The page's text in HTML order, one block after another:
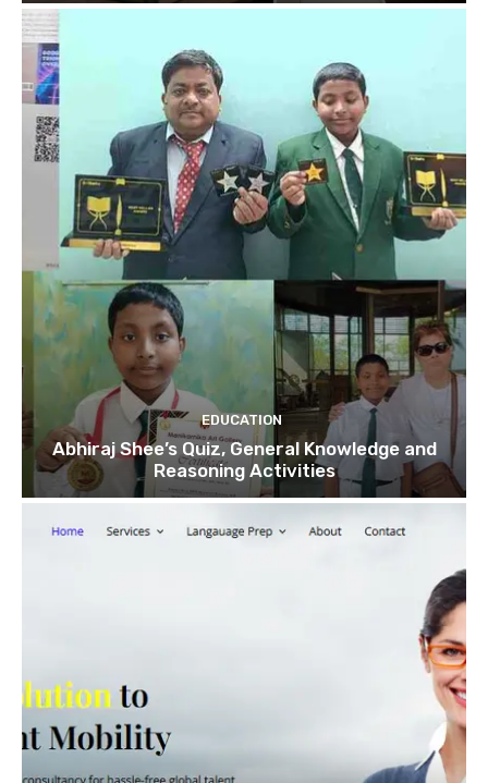
EDUCATION
Abhiraj Shee’s Quiz, General Knowledge and
Reasoning Activities